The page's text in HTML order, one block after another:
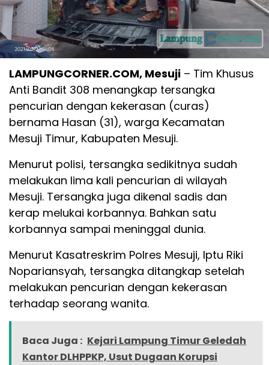
LAMPUNGCORNER.COM, Mesuji – Tim Khusus
Anti Bandit 308 menangkap tersangka
pencurian dengan kekerasan (curas)
bernama Hasan (31), warga Kecamatan
Mesuji Timur, Kabupaten Mesuji.
Menurut polisi, tersangka sedikitnya sudah
melakukan lima kali pencurian di wilayah
Mesuji. Tersangka juga dikenal sadis dan
kerap melukai korbannya. Bahkan satu
korbannya sampai meninggal dunia.
Menurut Kasatreskrim Polres Mesuji, Iptu Riki
Nopariansyah, tersangka ditangkap setelah
melakukan pencurian dengan kekerasan
terhadap seorang wanita.
Baca Juga : Kejari Lampung Timur Geledah
Kantor DLHPPKP, Usut Dugaan Korupsi